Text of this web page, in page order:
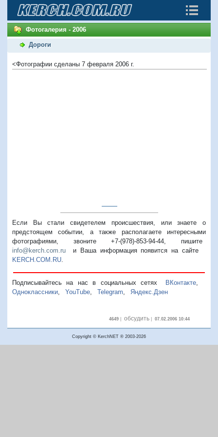
Фотогалерия - 2006
Дороги
<Фотографии сделаны 7 февраля 2006 г.
Если Вы стали свидетелем происшествия, или знаете о
предстоящем событии, а также располагаете интересными
фотографиями, звоните +7-(978)-853-94-44, пишите
info@kerch.com.ru и Ваша информация появится на сайте
KERCH.COM.RU
Подписывайтесь на нас в социальных сетях ВКонтакте,
Одноклассники
YouTube Telegram Яндекс.Дзен
4649| обсудить| 07.02.2006 10:44
Copyright © KerchNET ® 2003-2026